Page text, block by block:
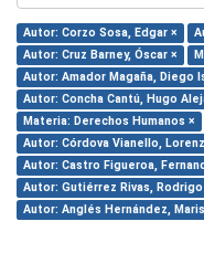
Autor: Corzo Sosa, Edgar ×
Autor: Cruz Barney, Óscar ×
Autor: Amador Magaña, Diego
Autor: Concha Cantú, Hugo
Materia: Derechos Humanos ×
Autor: Córdova Vianello,
Autor: Castro Figueroa,
Autor: Gutiérrez Rivas, Rodrigo
Autor: Anglés Hernández,